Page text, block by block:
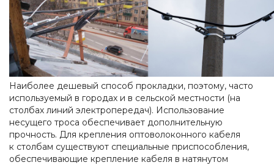
Наиболее дешевый способ прокладки, поэтому, часто
используемый в городах и в сельской местности (на
столбах линий электропередач). Использование
несущего троса обеспечивает дополнительную
прочность. Для крепления оптоволоконного кабеля
к столбам существуют специальные приспособления,
обеспечивающие крепление кабеля в натянутом